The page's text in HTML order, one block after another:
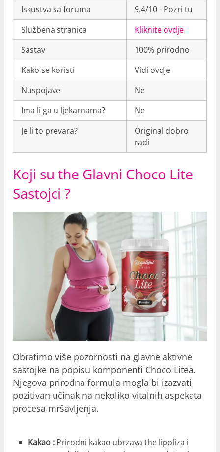
Iskustva sa foruma
9.4/10 - Pozri tu
Službena stranica
Kliknite ovdje
Sastav
100% prirodno
Kako se koristi
Vidi ovdje
Nuspojave
Ne
Ima li ga u ljekarnama?
Ne
Je li to prevara?
Original dobro
radi
Koji su the Glavni Choco Lite
Sastojci ?
Obratimo više pozornosti na glavne aktivne
sastojke na popisu komponenti Choco Litea.
Njegova prirodna formula mogla bi izazvati
pozitivan učinak na nekoliko vitalnih aspekata
procesa mršavljenja.
Kakao : Prirodni kakao ubrzava the lipoliza i